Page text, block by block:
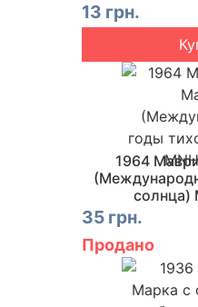
13 грн.
1964
солнца)
35 грн.
Продано